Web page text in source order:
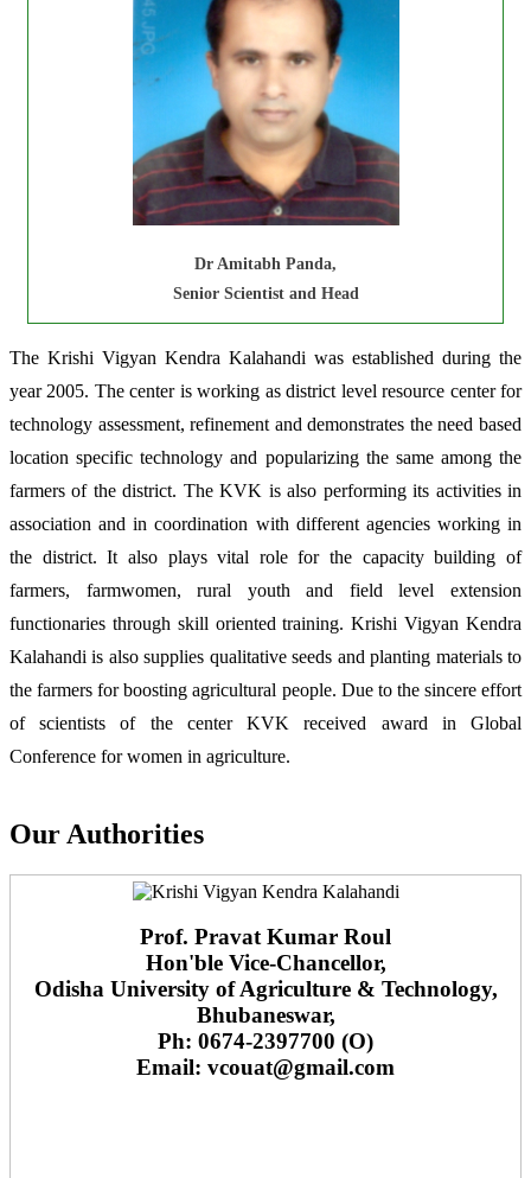
Dr Amitabh Panda,
Senior Scientist and Head
The Krishi Vigyan Kendra Kalahandi was established during the
year 2005. The center is working as district level resource center for
technology assessment, refinement and demonstrates the need based
location specific technology and popularizing the same among the
farmers of the district. The KVK is also performing its activities in
association and in coordination with different agencies working in
the district. It also plays vital role for the capacity building of
farmers, farmwomen, rural youth and field level extension
functionaries through skill oriented training. Krishi Vigyan Kendra
Kalahandi is also supplies qualitative seeds and planting materials to
the farmers for boosting agricultural people. Due to the sincere effort
of scientists of the center KVK received award in Global
Conference for women in agriculture.
Our Authorities
Prof. Pravat Kumar Roul
Hon'ble Vice-Chancellor,
Odisha University of Agriculture & Technology,
Bhubaneswar,
Ph: 0674-2397700 (O)
Email: vcouat@gmail.com